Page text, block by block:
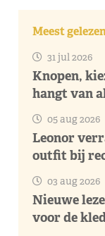
Meest
31 jul 2026
Knopen,
hangt van
05 aug 2026
Leonor
outfit bij
03 aug 2026
Nieuwe
voor de